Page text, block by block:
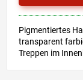
Pigmentiertes
transparent
Treppen im